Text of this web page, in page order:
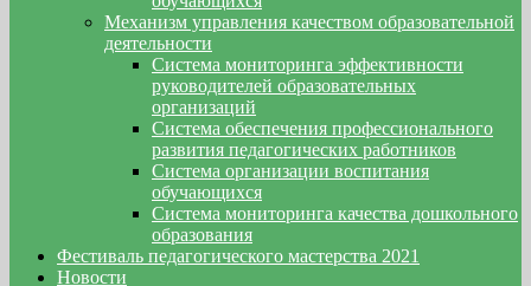
Механизм управления качеством образовательной
деятельности
Система мониторинга эффективности
руководителей образовательных
организаций
Система обеспечения профессионального
развития педагогических работников
Система организации воспитания
обучающихся
Система мониторинга качества дошкольного
образования
Фестиваль педагогического мастерства 2021
Новости